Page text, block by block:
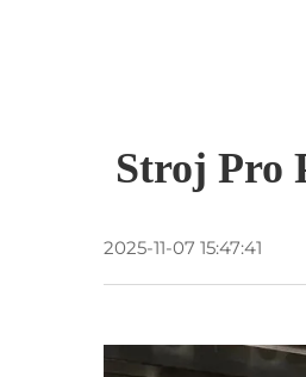
Stroj Pro
2025-11-07 15:47:41